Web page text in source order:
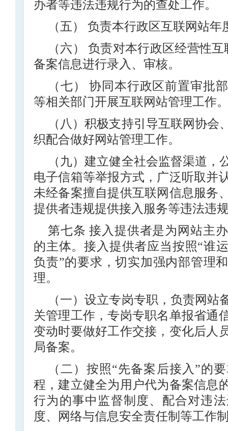
办者等违法违规行为的查处工作。
（五） 负责本行政区互联网站年
（六） 负责对本行政区经营性
备案信息进行录入、审核。
（七） 协同本行政区前置审批
等相关部门开展互联网站管理工作
（八）积极支持引导互联网协会
织配合做好网站管理工作。
（九）建立健全社会监督渠道，
电子信箱等举报方式，广泛听取并
未经备案擅自提供互联网信息服务
提供者违规提供接入服务等违法违
第七条 接入提供者是为网站主
的主体。接入提供者应当按照“谁
负责”的要求，切实加强内部管理
理。
（一）设立专岗专职，负责网站
关管理工作，专岗专职名单报省通
变动时要做好工作交接，变化后人
局备案。
（二）按照“先备案后接入”的
程，建立健全为用户代为备案信息
行为的事中监督制度、配合对违
度、网络与信息安全责任制等工作